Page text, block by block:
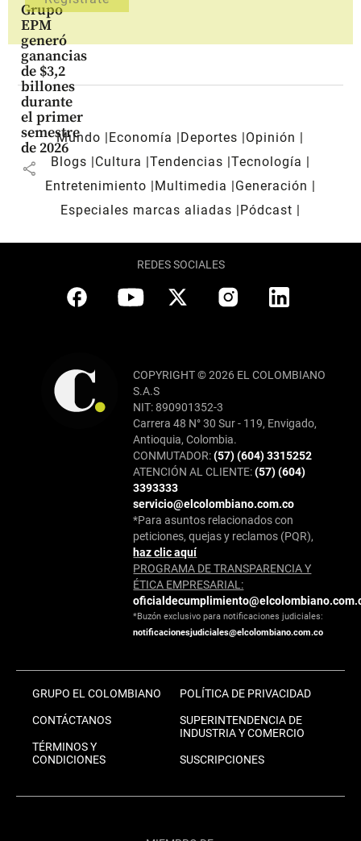
Grupo
EPM
generó
ganancias
de $3,2
billones
durante
el primer
semestre
de 2026
share
Mundo Economía Deportes
Opinión
Blogs
Cultura Tendencias Tecnología
Entretenimiento
Multimedia
Generación
Especiales marcas aliadas
Pódcast
REDES SOCIALES
COPYRIGHT © 2026 EL COLOMBIANO
S.A.S
NIT: 890901352-3
Carrera 48 N° 30 Sur - 119, Envigado,
Antioquia, Colombia.
CONMUTADOR:(57) (604) 3315252
ATENCIÓN AL CLIENTE:(57) (604)
3393333
servicio@elcolombiano.com.co
*Para asuntos relacionados con
peticiones, quejas y reclamos (PQR),
haz clic aquí
PROGRAMA DE TRANSPARENCIA Y
ÉTICA EMPRESARIAL:
*Buzón exclusivo para notificaciones judiciales:
notificacionesjudiciales@elcolombiano.com.co
GRUPO EL COLOMBIANO
CONTÁCTANOS
TÉRMINOS Y
CONDICIONES
POLÍTICA DE PRIVACIDAD
SUPERINTENDENCIA DE
INDUSTRIA Y COMERCIO
SUSCRIPCIONES